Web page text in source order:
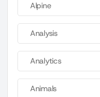
Alpine
Analysis
Analytics
Animals